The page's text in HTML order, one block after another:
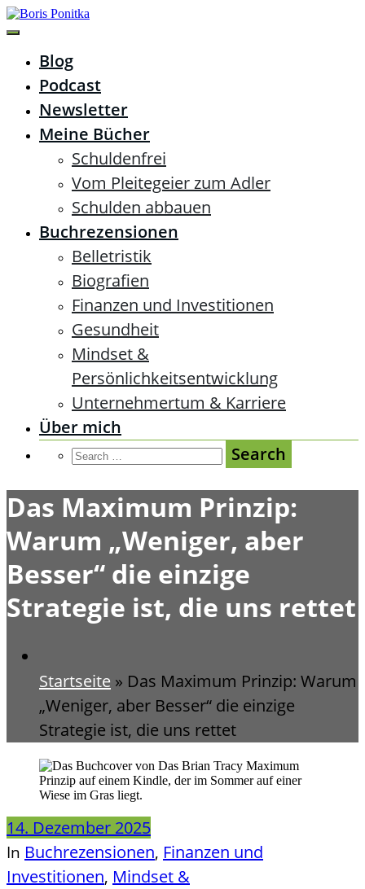
Zum
Inhalt
Boris Ponitka
Wachstum
Blog
Podcast
Newsletter
Meine Bücher
Schuldenfrei
Vom Pleitegeier zum Adler
Schulden abbauen
Buchrezensionen
Belletristik
Biografien
Finanzen und Investitionen
Gesundheit
Mindset &
Persönlichkeitsentwicklung
Unternehmertum & Karriere
Über mich
Das Maximum Prinzip:
Warum „Weniger, aber
Besser“ die einzige
Strategie ist, die uns rettet
Startseite » Das Maximum Prinzip: Warum
„Weniger, aber Besser“ die einzige
Strategie ist, die uns rettet
14. Dezember 2025
In Buchrezensionen, Finanzen und
Investitionen, Mindset &